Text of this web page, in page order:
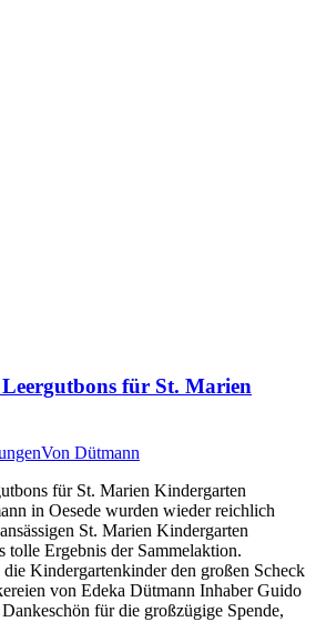
für St. Marien
Von Dütmann
für St. Marien Kindergarten
in Oesede wurden wieder reichlich
St. Marien Kindergarten
tolle Ergebnis der Sammelaktion.
die Kindergartenkinder den großen Scheck
von Edeka Dütmann Inhaber Guido
für die großzügige Spende,